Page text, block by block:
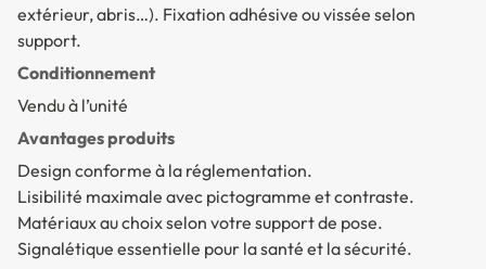
extérieur, abris…). Fixation adhésive ou vissée selon
support.
Conditionnement
Vendu à l’unité
Avantages produits
Design conforme à la réglementation.
Lisibilité maximale avec pictogramme et contraste.
Matériaux au choix selon votre support de pose.
Signalétique essentielle pour la santé et la sécurité.